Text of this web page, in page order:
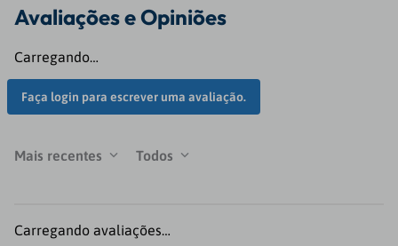
Avaliações
Carregando…
Faça login para escrever uma avaliação.
Mais recentes Todos
Carregando avaliações…